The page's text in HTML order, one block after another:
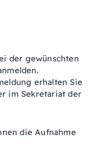
der gewünschten
erhalten Sie
im Sekretariat der
die Aufnahme